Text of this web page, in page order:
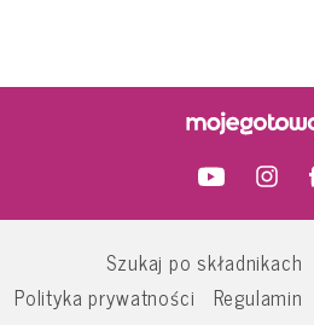
Szukaj po składnikach
Polityka prywatności
Regulamin